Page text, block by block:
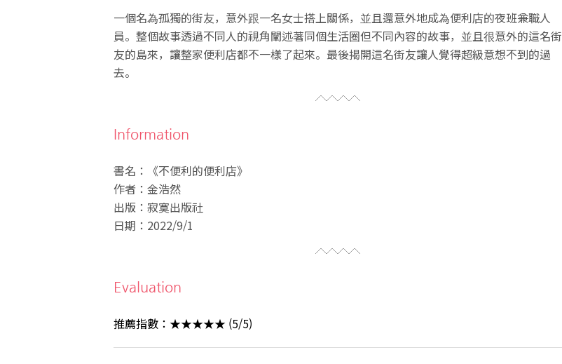
一個名為孤獨的街友，意外跟一名女士搭上關係，並且還意外地成為便利店的夜班兼職人
員。整個故事透過不同人的視角闡述著同個生活圈但不同內容的故事，並且很意外的這名街
友的島來，讓整家便利店都不一樣了起來。最後揭開這名街友讓人覺得超級意想不到的過
去。
Information
書名：《不便利的便利店》
作者：金浩然
出版：寂寞出版社
日期：2022/9/1
Evaluation
推薦指數：★★★★★ (5/5)